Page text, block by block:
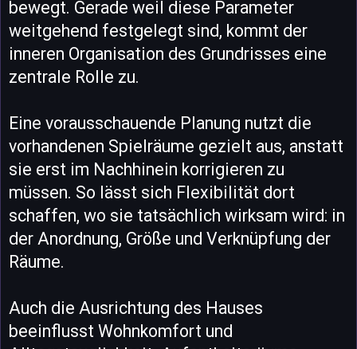
bewegt. Gerade weil diese Parameter
weitgehend festgelegt sind, kommt der
inneren Organisation des Grundrisses eine
zentrale Rolle zu.
Eine vorausschauende Planung nutzt die
vorhandenen Spielräume gezielt aus, anstatt
sie erst im Nachhinein korrigieren zu
müssen. So lässt sich Flexibilität dort
schaffen, wo sie tatsächlich wirksam wird: in
der Anordnung, Größe und Verknüpfung der
Räume.
Auch die Ausrichtung des Hauses
beeinflusst Wohnkomfort und